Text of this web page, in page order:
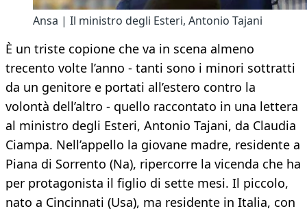
Ansa | Il ministro degli Esteri, Antonio Tajani
È un triste copione che va in scena almeno
trecento volte l’anno - tanti sono i minori sottratti
da un genitore e portati all’estero contro la
volontà dell’altro - quello raccontato in una lettera
al ministro degli Esteri, Antonio Tajani, da Claudia
Ciampa. Nell’appello la giovane madre, residente a
Piana di Sorrento (Na), ripercorre la vicenda che ha
per protagonista il figlio di sette mesi. Il piccolo,
nato a Cincinnati (Usa), ma residente in Italia, con